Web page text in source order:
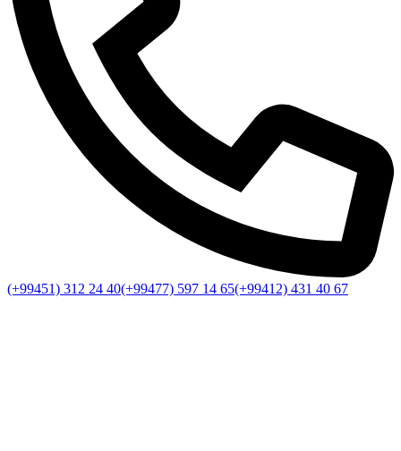
(+99451) 312 24 40(+99477) 597 14 65(+99412) 431 40 67